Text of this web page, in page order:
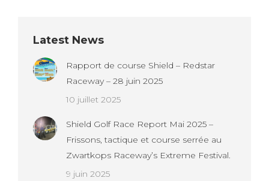
Latest News
Rapport de course Shield – Redstar
Raceway – 28 juin 2025
10 juillet 2025
Shield Golf Race Report Mai 2025 –
Frissons, tactique et course serrée au
Zwartkops Raceway’s Extreme Festival.
9 juin 2025